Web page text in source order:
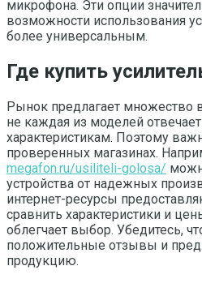
микрофона. Эти опции
возможности использования
более универсальным.
Где купить
Рынок предлагает множество
не каждая из моделей
характеристикам. Поэтому
проверенных магазинах.
megafon.ru/usiliteli-golosa/
устройства от надежных
интернет-ресурсы
сравнить характеристики и
облегчает выбор. Убедитесь,
положительные отзывы и
продукцию.